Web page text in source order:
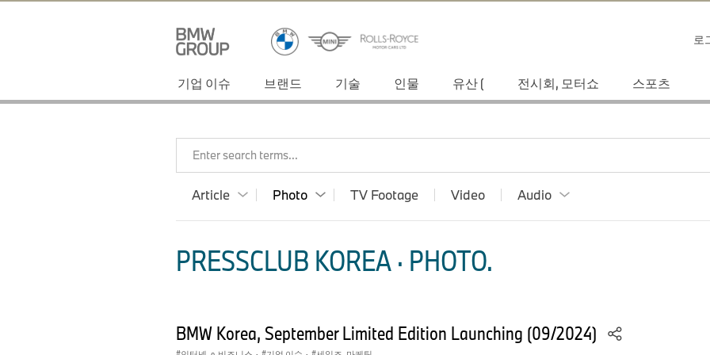
로
기업 이슈 브랜드 기술 인물 유산 ( 전시회, 모터쇼 스포츠
Enter search terms...
Article Photo TV Footage Video Audio
PRESSCLUB KOREA · PHOTO.
BMW Korea, September Limited Edition Launching (09/2024)